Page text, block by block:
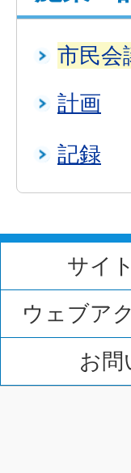
市民会
計画
記録
サイ
ウェブア
お問